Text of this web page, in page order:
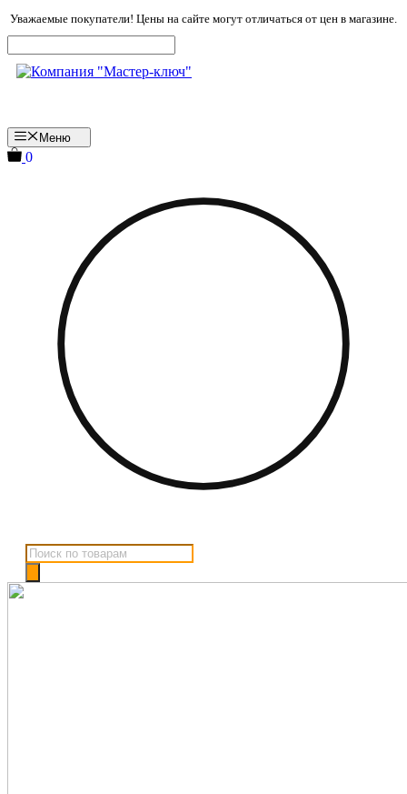
Перейти
к
содержимому
Уважаемые покупатели! Цены на сайте могут отличаться от цен в магазине.
Меню
0
Поиск
товаров